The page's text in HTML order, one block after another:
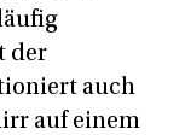
der
auch
auf einem